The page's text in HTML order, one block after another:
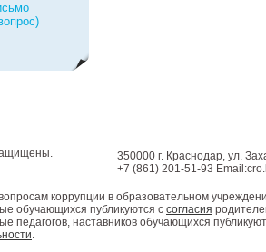
350000 г. Краснодар, ул.
+7 (861) 201-51-93
коррупции в образовательном
обучающихся публикуются с согласия
педагогов, наставников обучающихся
.